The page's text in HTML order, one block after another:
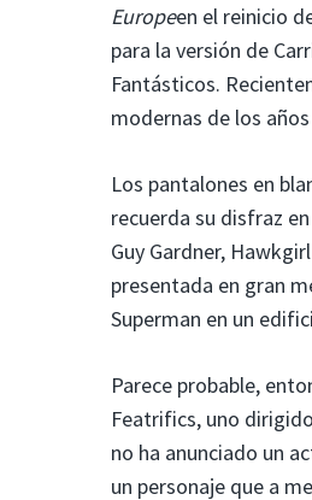
Europeen el reinicio
para la versión de
Fantásticos.
modernas de los
Los pantalones en
recuerda su disfraz en
Guy Gardner,
presentada en gran
Superman en un
Parece probable,
Featrifics, uno
no ha anunciado un
un personaje que a